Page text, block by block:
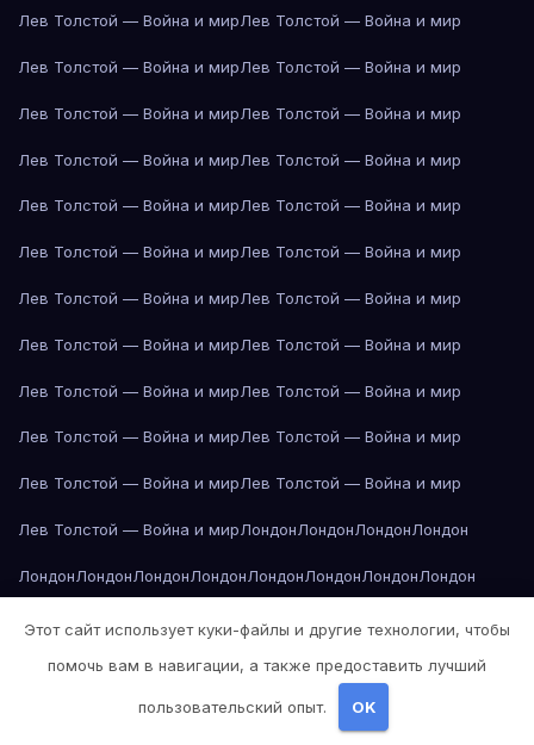
Лев Толстой — Война и мирЛев Толстой — Война и мир
Лев Толстой — Война и мирЛев Толстой — Война и мир
Лев Толстой — Война и мирЛев Толстой — Война и мир
Лев Толстой — Война и мирЛев Толстой — Война и мир
Лев Толстой — Война и мирЛев Толстой — Война и мир
Лев Толстой — Война и мирЛев Толстой — Война и мир
Лев Толстой — Война и мирЛев Толстой — Война и мир
Лев Толстой — Война и мирЛев Толстой — Война и мир
Лев Толстой — Война и мирЛев Толстой — Война и мир
Лев Толстой — Война и мирЛев Толстой — Война и мир
Лев Толстой — Война и мирЛев Толстой — Война и мир
Лев Толстой — Война и мирЛондонЛондонЛондонЛондон
ЛондонЛондонЛондонЛондонЛондонЛондонЛондонЛондон
Лондон Лондон Лос-Анджелес Лос-Анджелес
Лос-АнджелесЛос-АнджелесЛос-АнджелесЛос-Анджелес
Лос-АнджелесЛос-АнджелесЛос-Анджелес
Этот сайт использует куки-файлы и другие технологии, чтобы
помочь вам в навигации, а также предоставить лучший
пользовательский опыт. OK